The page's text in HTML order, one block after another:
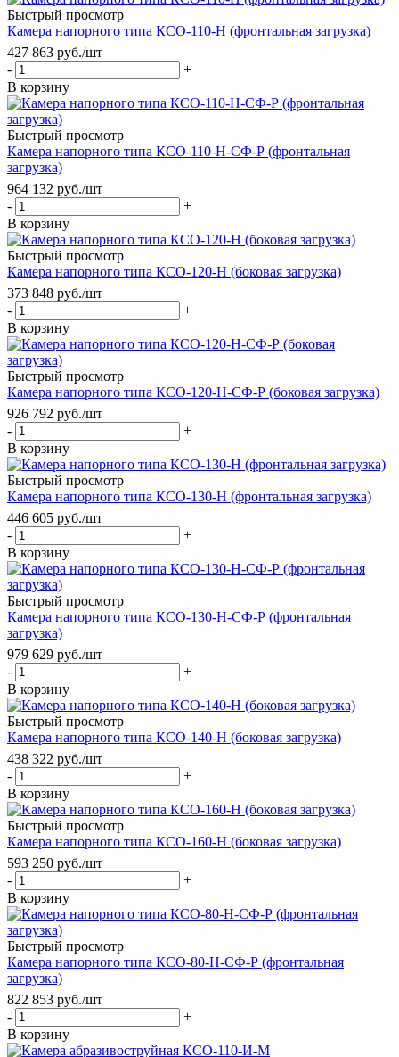
Быстрый просмотр
Камера напорного типа КСО-110-Н (фронтальная загрузка)
427 863 руб./шт
-
+
В корзину
Быстрый просмотр
Камера напорного типа КСО-110-Н-СФ-Р (фронтальная
загрузка)
964 132 руб./шт
-
+
В корзину
Быстрый просмотр
Камера напорного типа КСО-120-Н (боковая загрузка)
373 848 руб./шт
-
+
В корзину
Быстрый просмотр
Камера напорного типа КСО-120-Н-СФ-Р (боковая загрузка)
926 792 руб./шт
-
+
В корзину
Быстрый просмотр
Камера напорного типа КСО-130-Н (фронтальная загрузка)
446 605 руб./шт
-
+
В корзину
Быстрый просмотр
Камера напорного типа КСО-130-Н-СФ-Р (фронтальная
загрузка)
979 629 руб./шт
-
+
В корзину
Быстрый просмотр
Камера напорного типа КСО-140-Н (боковая загрузка)
438 322 руб./шт
-
+
В корзину
Быстрый просмотр
Камера напорного типа КСО-160-Н (боковая загрузка)
593 250 руб./шт
-
+
В корзину
Быстрый просмотр
Камера напорного типа КСО-80-Н-СФ-Р (фронтальная
загрузка)
822 853 руб./шт
-
+
В корзину